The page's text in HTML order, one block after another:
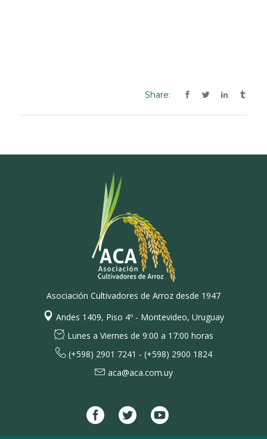
Share:
Asociación Cultivadores de Arroz desde 1947
Andes 1409, Piso 4º - Montevideo, Uruguay
Lunes a Viernes de 9:00 a 17:00 horas
(+598) 2901 7241 - (+598) 2900 1824
aca@aca.com.uy